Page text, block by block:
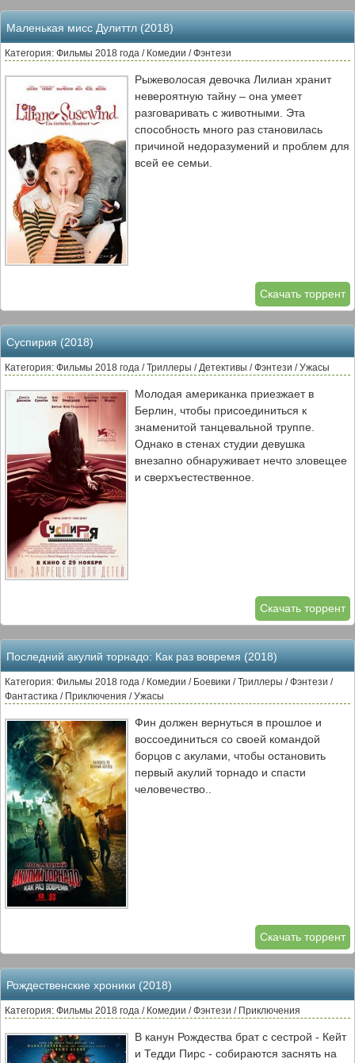
Маленькая мисс Дулиттл (2018)
Категория: Фильмы 2018 года / Комедии / Фэнтези
Рыжеволосая девочка Лилиан хранит
невероятную тайну – она умеет
разговаривать с животными. Эта
способность много раз становилась
причиной недоразумений и проблем для
всей ее семьи.
Скачать торрент
Суспирия (2018)
Категория: Фильмы 2018 года / Триллеры / Детективы / Фэнтези / Ужасы
Молодая американка приезжает в
Берлин, чтобы присоединиться к
знаменитой танцевальной труппе.
Однако в стенах студии девушка
внезапно обнаруживает нечто зловещее
и сверхъестественное.
Скачать торрент
Последний акулий торнадо: Как раз вовремя (2018)
Категория: Фильмы 2018 года / Комедии / Боевики / Триллеры / Фэнтези /
Фантастика / Приключения / Ужасы
Фин должен вернуться в прошлое и
воссоединиться со своей командой
борцов с акулами, чтобы остановить
первый акулий торнадо и спасти
человечество..
Скачать торрент
Рождественские хроники (2018)
Категория: Фильмы 2018 года / Комедии / Фэнтези / Приключения
В канун Рождества брат с сестрой - Кейт
и Тедди Пирс - собираются заснять на